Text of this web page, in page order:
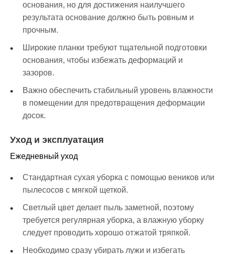
основания, но для достижения наилучшего
результата основание должно быть ровным и
прочным.
Широкие планки требуют тщательной подготовки
основания, чтобы избежать деформаций и
зазоров.
Важно обеспечить стабильный уровень влажности
в помещении для предотвращения деформации
досок.
Уход и эксплуатация
Ежедневный уход
Стандартная сухая уборка с помощью веников или
пылесосов с мягкой щеткой.
Светлый цвет делает пыль заметной, поэтому
требуется регулярная уборка, а влажную уборку
следует проводить хорошо отжатой тряпкой.
Необходимо сразу убирать лужи и избегать